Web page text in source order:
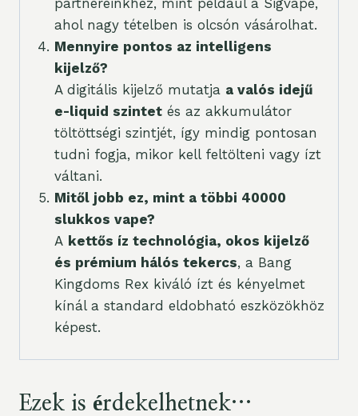
partnereinkhez, mint például a Sigvape,
ahol nagy tételben is olcsón vásárolhat.
Mennyire pontos az intelligens
kijelző?
A digitális kijelző mutatja a valós idejű
e-liquid szintetés az akkumulátor
töltöttségi szintjét, így mindig pontosan
tudni fogja, mikor kell feltölteni vagy ízt
váltani.
Mitől jobb ez, mint a többi 40000
slukkos vape?
A kettős íz technológia, okos kijelző
és prémium hálós tekercs, a Bang
Kingdoms Rex kiváló ízt és kényelmet
kínál a standard eldobható eszközökhöz
képest.
Ezek is érdekelhetnek…